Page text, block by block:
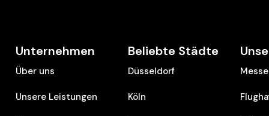
Unternehmen
Über uns
Unsere Leistungen
Beliebte Städte
Düsseldorf
Köln